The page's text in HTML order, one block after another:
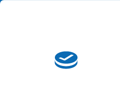
よくあるご質問